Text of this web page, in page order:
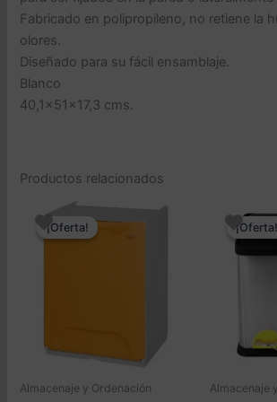
Fabricado en polipropileno, no retiene la
olores.
Diseñado para su fácil ensamblaje.
Blanco
40,1x51x17,3 cms.
Productos relacionados
¡Oferta!
¡Oferta!
Almacenaje y Ordenación
¡Oferta!
¡Oferta!
Almacenaje